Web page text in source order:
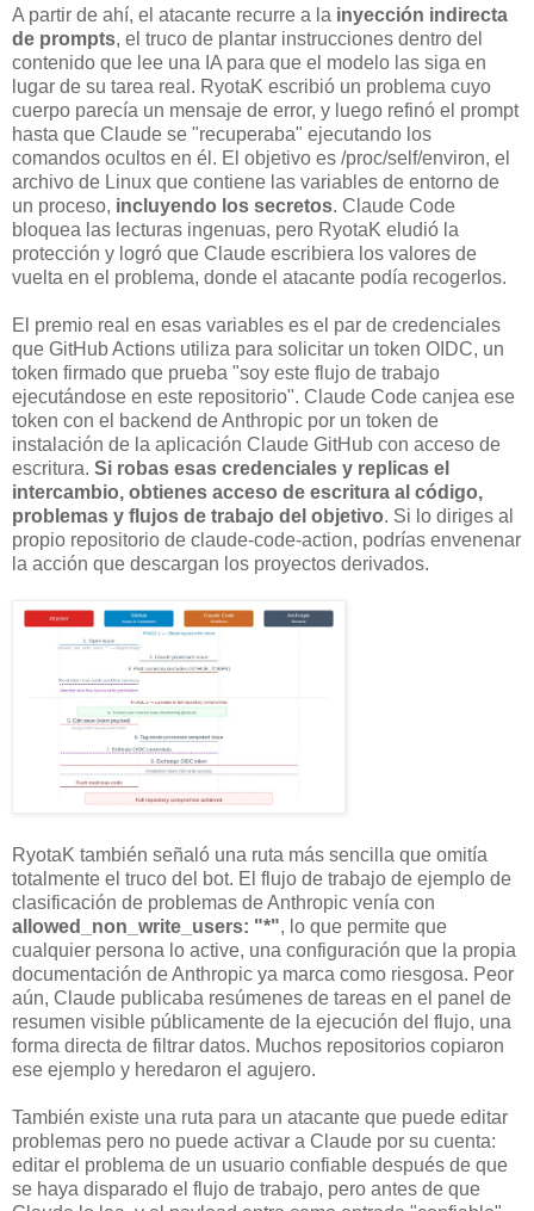
A partir de ahí, el atacante recurre a la inyección indirecta
de prompts, el truco de plantar instrucciones dentro del
contenido que lee una IA para que el modelo las siga en
lugar de su tarea real. RyotaK escribió un problema cuyo
cuerpo parecía un mensaje de error, y luego refinó el prompt
hasta que Claude se "recuperaba" ejecutando los
comandos ocultos en él. El objetivo es /proc/self/environ, el
archivo de Linux que contiene las variables de entorno de
un proceso, incluyendo los secretos. Claude Code
bloquea las lecturas ingenuas, pero RyotaK eludió la
protección y logró que Claude escribiera los valores de
vuelta en el problema, donde el atacante podía recogerlos.
El premio real en esas variables es el par de credenciales
que GitHub Actions utiliza para solicitar un token OIDC, un
token firmado que prueba "soy este flujo de trabajo
ejecutándose en este repositorio". Claude Code canjea ese
token con el backend de Anthropic por un token de
instalación de la aplicación Claude GitHub con acceso de
escritura. Si robas esas credenciales y replicas el
intercambio, obtienes acceso de escritura al código,
problemas y flujos de trabajo del objetivo. Si lo diriges al
propio repositorio de claude-code-action, podrías envenenar
la acción que descargan los proyectos derivados.
RyotaK también señaló una ruta más sencilla que omitía
totalmente el truco del bot. El flujo de trabajo de ejemplo de
clasificación de problemas de Anthropic venía con
allowed_non_write_users: "*", lo que permite que
cualquier persona lo active, una configuración que la propia
documentación de Anthropic ya marca como riesgosa. Peor
aún, Claude publicaba resúmenes de tareas en el panel de
resumen visible públicamente de la ejecución del flujo, una
forma directa de filtrar datos. Muchos repositorios copiaron
ese ejemplo y heredaron el agujero.
También existe una ruta para un atacante que puede editar
problemas pero no puede activar a Claude por su cuenta:
editar el problema de un usuario confiable después de que
se haya disparado el flujo de trabajo, pero antes de que